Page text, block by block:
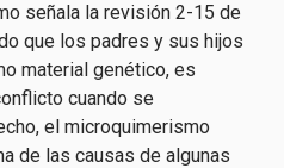
señala la revisión 2-15 de
que los padres y sus hijos
material genético, es
cuando se
el microquimerismo
de las causas de algunas